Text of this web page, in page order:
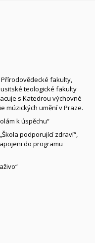
fakulty,
teologické fakulty
s Katedrou výchovné
múzických umění v Praze.
k úspěchu“
podporující zdraví“,
do programu